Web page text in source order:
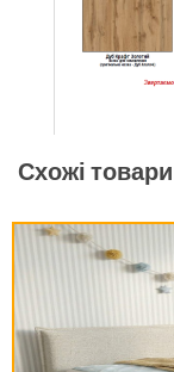
Схожі товари